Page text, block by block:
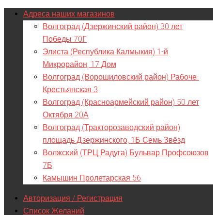
Адреса наших магазинов
Волгоград (Дзержинский район) 30 лет
Победы 70Г
Элиста (Республика Калмыкия) 1-й
Микрорайон, 17 Дом
Волгоград (Ворошиловский район) Рабоче-
Крестьянская 3
Волгоград (Красноармейский район) 50 лет
Октября 20А
Волгоград (Тракторозаводский район)
площадь Дзержинского, 1Б Семь Звёзд
Волжский (ТРЦ Радуга) Бульвар Профсоюзов
7Б
Камышин Пролетарская 56
Авторизация / Регистрация
Список Желаний